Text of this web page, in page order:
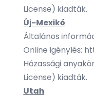
License) kiadták.
Új-Mexikó
Általános
Online igénylés:
Házassági
License) kiadták.
Utah